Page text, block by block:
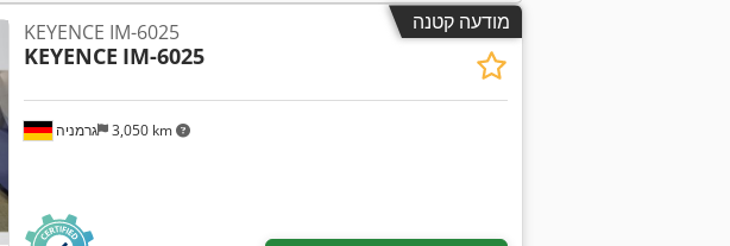
מודעה קטנה
גרמניה 3,050 km
KEYENCE IM-6025
KEYENCE IM-6025